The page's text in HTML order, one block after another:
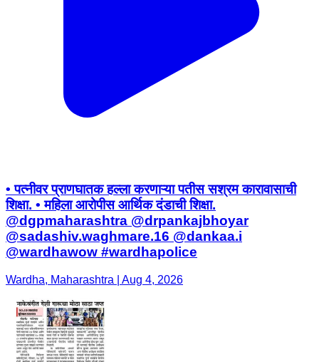
• पत्नीवर प्राणघातक हल्ला करणाऱ्या पतीस सश्रम कारावासाची
शिक्षा. • महिला आरोपीस आर्थिक दंडाची शिक्षा.
@dgpmaharashtra @drpankajbhoyar
@sadashiv.waghmare.16 @dankaa.i
@wardhawow #wardhapolice
Wardha, Maharashtra | Aug 4, 2026